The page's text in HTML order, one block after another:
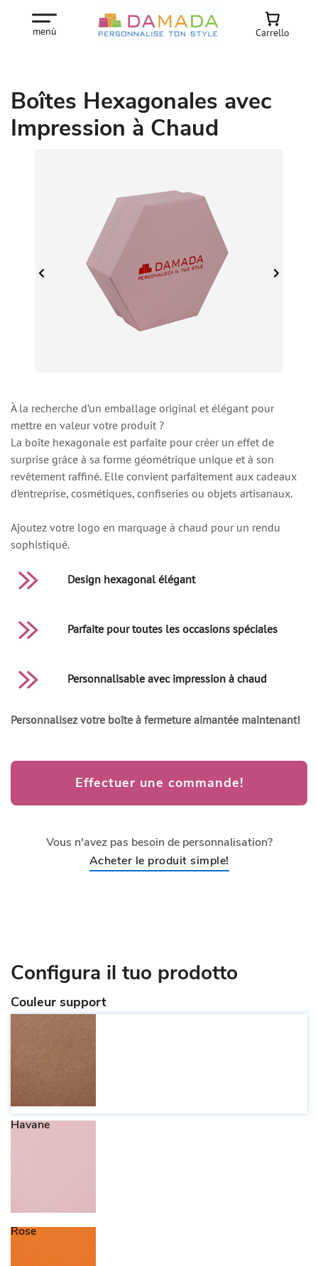
menù Carrello
Boîtes Hexagonales avec
Impression à Chaud
À la recherche d’un emballage original et élégant pour
mettre en valeur votre produit ?
La boîte hexagonale est parfaite pour créer un effet de
surprise grâce à sa forme géométrique unique et à son
revêtement raffiné. Elle convient parfaitement aux cadeaux
d’entreprise, cosmétiques, confiseries ou objets artisanaux.
Ajoutez votre logo en marquage à chaud pour un rendu
sophistiqué.
Design hexagonal élégant
Parfaite pour toutes les occasions spéciales
Personnalisable avec impression à chaud
Personnalisez votre boîte à fermeture aimantée maintenant!
Effectuer une commande!
Vous n'avez pas besoin de personnalisation?
Acheter le produit simple!
Configura il tuo prodotto
Couleur support
Havane
Rose